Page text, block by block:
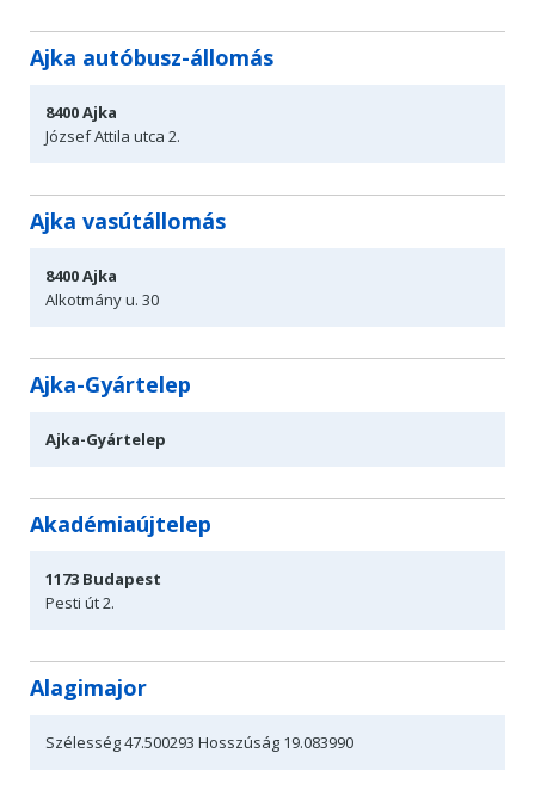
Ajka autóbusz-állomás
8400Ajka
József Attila utca 2.
Ajka vasútállomás
8400Ajka
Alkotmány u. 30
Ajka-Gyártelep
Ajka-Gyártelep
Akadémiaújtelep
1173 Budapest
Pesti út 2.
Alagimajor
Szélesség 47.500293 Hosszúság 19.083990